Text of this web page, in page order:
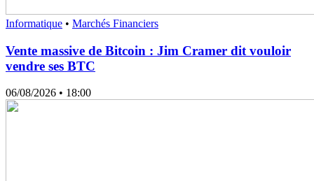
Informatique • Marchés Financiers
Vente massive de Bitcoin : Jim Cramer dit vouloir
vendre ses BTC
06/08/2026 • 18:00